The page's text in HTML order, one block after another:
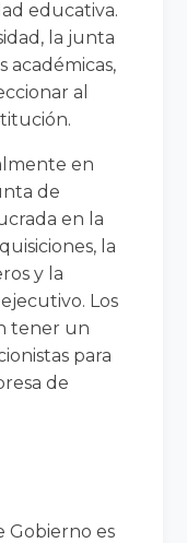
educativa.
la junta
académicas,
al
en
de
en la
la
y la
Los
tener un
para
de
Gobierno es